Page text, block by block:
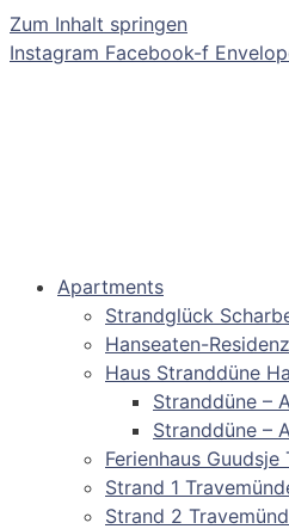
Zum Inhalt springen
Instagram Facebook-f
Apartments
Strandglück
Hanseaten-
Haus Stranddüne
Stranddüne –
Stranddüne –
Ferienhaus Guudsje
Strand 1
Strand 2